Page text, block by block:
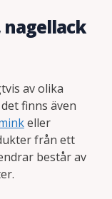
av olika
finns även
eller
från ett
består av